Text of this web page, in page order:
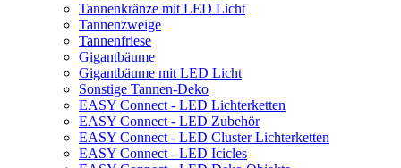
Tannenkränze mit LED Licht
Tannenzweige
Tannenfriese
Gigantbäume
Gigantbäume mit LED Licht
Sonstige Tannen-Deko
EASY Connect - LED Lichterketten
EASY Connect - LED Zubehör
EASY Connect - LED Cluster Lichterketten
EASY Connect - LED Icicles